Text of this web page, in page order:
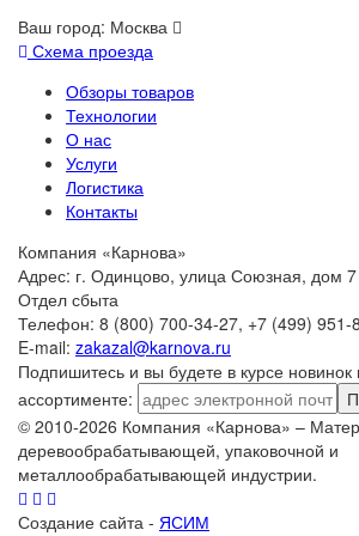
Ваш город: Москва
Схема проезда
Обзоры товаров
Технологии
О нас
Услуги
Логистика
Контакты
Компания «Карнова»
Адрес: г. Одинцово, улица Союзная, дом 7
Отдел сбыта
Телефон: 8 (800) 700-34-27, +7 (499) 951-
E-mail: zakazal@karnova.ru
Подпишитесь и вы будете в курсе
ассортименте:
© 2010-2026 Компания «Карнова» –
деревообрабатывающей, упаковочной и
металлообрабатывающей индустрии.
Создание сайта - ЯСИМ